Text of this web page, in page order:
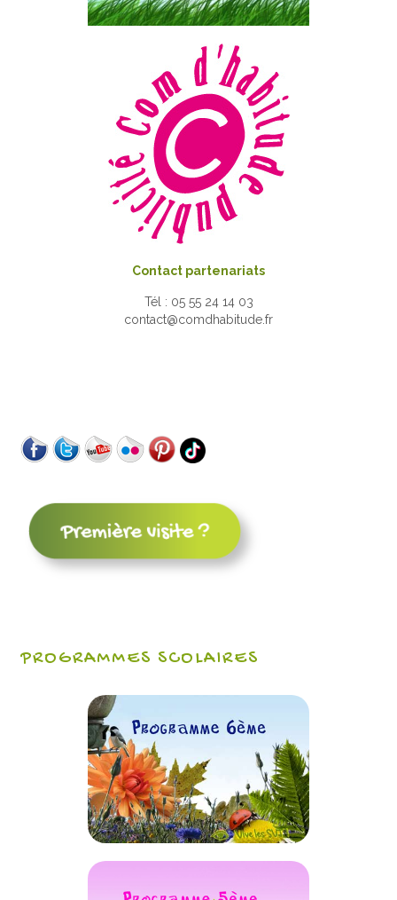
Contact partenariats
Tél : 05 55 24 14 03
contact@comdhabitude.fr
PROGRAMMES SCOLAIRES